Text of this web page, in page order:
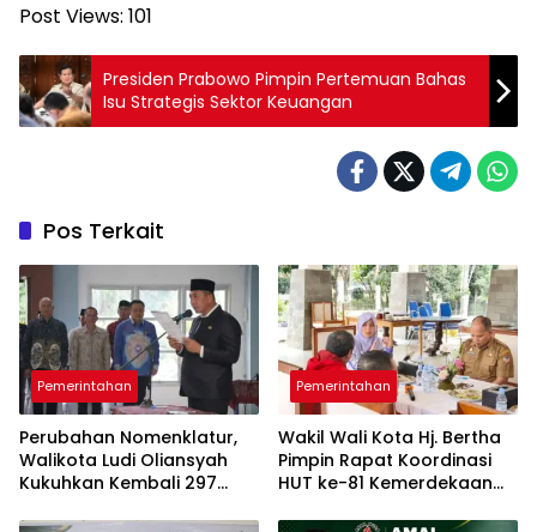
Post Views: 101
Presiden Prabowo Pimpin Pertemuan Bahas
Isu Strategis Sektor Keuangan
Pos Terkait
Pemerintahan
Perubahan Nomenklatur,
Walikota Ludi Oliansyah
Kukuhkan Kembali 297
Pemerintahan
Wakil Wali Kota Hj. Bertha
Pimpin ​Rapat Koordinasi
HUT ke-81 Kemerdekaan